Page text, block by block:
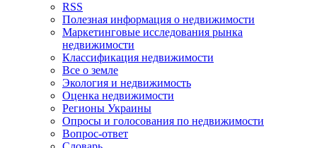
RSS
Полезная информация о недвижимости
Маркетинговые исследования рынка
недвижимости
Классификация недвижимости
Все о земле
Экология и недвижимость
Оценка недвижимости
Регионы Украины
Опросы и голосования по недвижимости
Вопрос-ответ